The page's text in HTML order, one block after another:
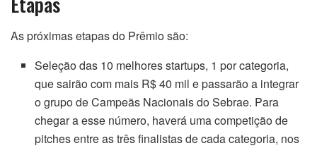
As próximas etapas do Prêmio são:
Seleção das 10 melhores startups, 1 por categoria,
que sairão com mais R$ 40 mil e passarão a integrar
o grupo de Campeãs Nacionais do Sebrae. Para
chegar a esse número, haverá uma competição de
pitches entre as três finalistas de cada categoria, nos